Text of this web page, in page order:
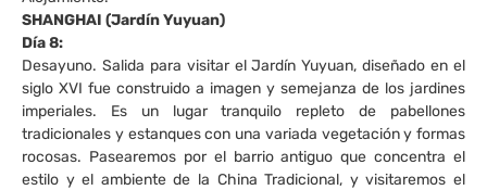
SHANGHAI (Jardín Yuyuan)
Día 8:
Desayuno. Salida para visitar el Jardín Yuyuan, diseñado en el
siglo XVI fue construido a imagen y semejanza de los jardines
imperiales. Es un lugar tranquilo repleto de pabellones
tradicionales y estanques con una variada vegetación y formas
rocosas. Pasearemos por el barrio antiguo que concentra el
estilo y el ambiente de la China Tradicional, y visitaremos el